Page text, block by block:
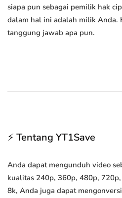
siapa pun sebagai pemilik hak
dalam hal ini adalah milik Anda.
tanggung jawab apa pun.
⚡ Tentang YT1Save
Anda dapat mengunduh video
kualitas 240p, 360p, 480p,
8k, Anda juga dapat